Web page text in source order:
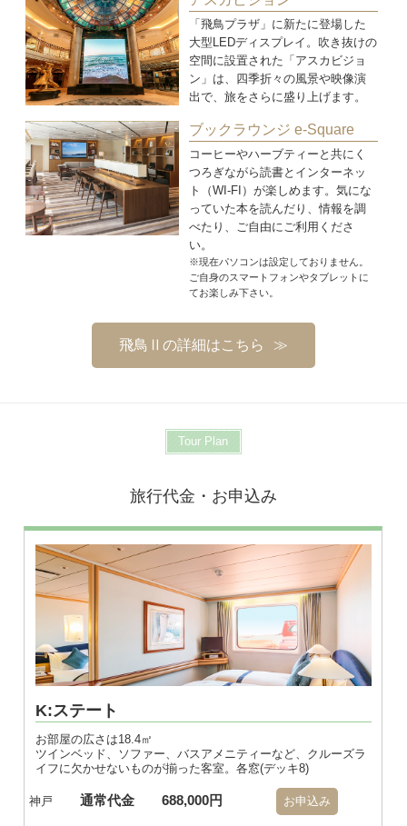
「飛鳥プラザ」に新たに登場した
大型LEDディスプレイ。吹き抜けの
空間に設置された「アスカビジョ
ン」は、四季折々の風景や映像演
出で、旅をさらに盛り上げます。
ブックラウンジ e-Square
コーヒーやハーブティーと共にく
つろぎながら読書とインターネッ
ト（WI-FI）が楽しめます。気にな
っていた本を読んだり、情報を調
べたり、ご自由にご利用くださ
い。
※現在パソコンは設定しておりません。
ご自身のスマートフォンやタブレットに
てお楽しみ下さい。
飛鳥Ⅱの詳細はこちら
Tour Plan
旅行代金・お申込み
K:ステート
お部屋の広さは18.4㎡
ツインベッド、ソファー、バスアメニティーなど、クルーズラ
イフに欠かせないものが揃った客室。各窓(デッキ8)
神戸 通常代金 688,000円 お申込み